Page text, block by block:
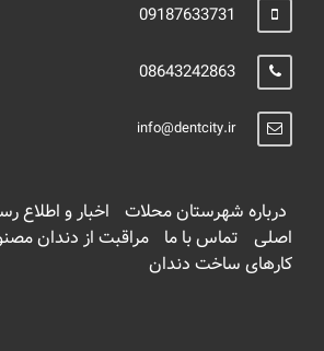
09187633731
08643242863
info@dentcity.ir
درباره شهرستان محلات اخبار و اطلاع
اصلی تماس با ما مراقبت از دندان
کارهای ساخت دندان